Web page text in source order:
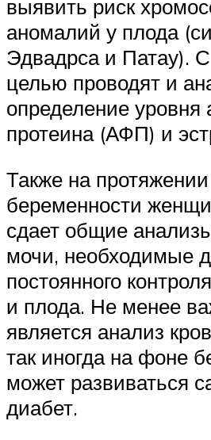
выявить риск
аномалий у плода
Эдвадрса и Патау).
целью проводят и
определение
протеина (АФП) и
Также на
беременности
сдает общие
мочи, необходимые
постоянного
и плода. Не менее
является анализ
так иногда на фоне
может развиваться
диабет.